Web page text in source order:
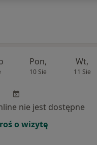
Pon,
10 Sie
Wt,
11 Sie
nie jest dostępne
o wizytę